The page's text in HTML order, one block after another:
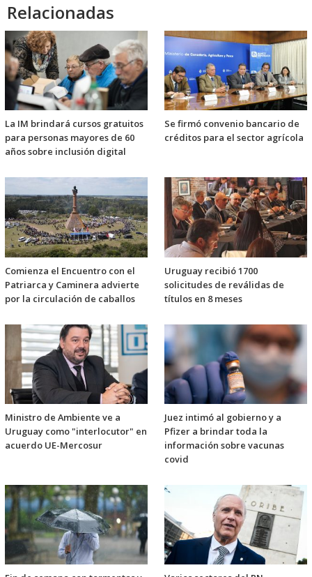
Relacionadas
La IM brindará cursos gratuitos
para personas mayores de 60
años sobre inclusión digital
Se firmó convenio bancario de
créditos para el sector agrícola
Comienza el Encuentro con el
Patriarca y Caminera advierte
por la circulación de caballos
Uruguay recibió 1700
solicitudes de reválidas de
títulos en 8 meses
Ministro de Ambiente ve a
Uruguay como "interlocutor" en
acuerdo UE-Mercosur
Juez intimó al gobierno y a
Pfizer a brindar toda la
información sobre vacunas
covid